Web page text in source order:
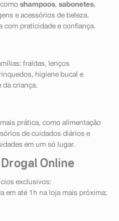
shampoos, sabonetes,
e acessórios de beleza.
com praticidade e confiança.
fraldas, lenços
higiene bucal e
da criança.
prática, como alimentação
de cuidados diários e
em um só lugar.
Online
exclusivos:
em até 1h na loja mais próxima;